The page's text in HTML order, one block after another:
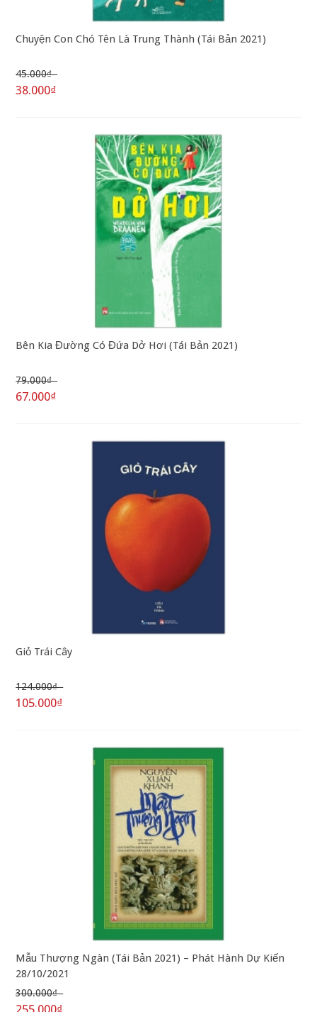
Chuyện Con Chó Tên Là Trung Thành (Tái Bản 2021)
45.000₫
38.000₫
Bên Kia Đường Có Đứa Dở Hơi (Tái Bản 2021)
79.000₫
67.000₫
Giỏ Trái Cây
124.000₫
105.000₫
Mẫu Thượng Ngàn (Tái Bản 2021) – Phát Hành Dự Kiến
28/10/2021
300.000₫